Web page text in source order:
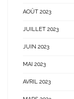
AOÛT 2023
JUILLET 2023
JUIN 2023
MAI 2023
AVRIL 2023